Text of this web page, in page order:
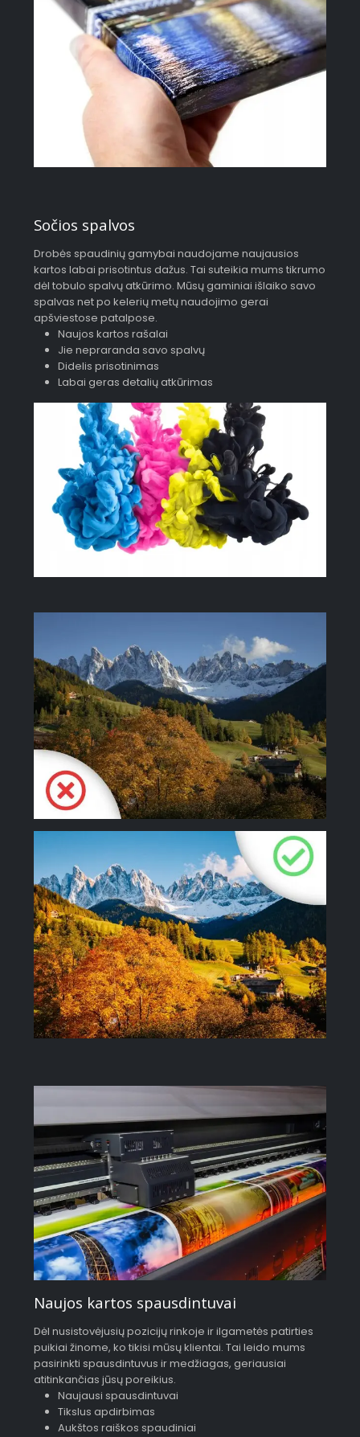
Sočios spalvos
Drobės spaudinių gamybai naudojame naujausios
kartos labai prisotintus dažus. Tai suteikia mums tikrumo
dėl tobulo spalvų atkūrimo. Mūsų gaminiai išlaiko savo
spalvas net po kelerių metų naudojimo gerai
apšviestose patalpose.
Naujos kartos rašalai
Jie nepraranda savo spalvų
Didelis prisotinimas
Labai geras detalių atkūrimas
Naujos kartos spausdintuvai
Dėl nusistovėjusių pozicijų rinkoje ir ilgametės patirties
puikiai žinome, ko tikisi mūsų klientai. Tai leido mums
pasirinkti spausdintuvus ir medžiagas, geriausiai
atitinkančias jūsų poreikius.
Naujausi spausdintuvai
Tikslus apdirbimas
Aukštos raiškos spaudiniai